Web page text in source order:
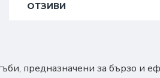
ОТЗИВИ
предназначени за бързо и